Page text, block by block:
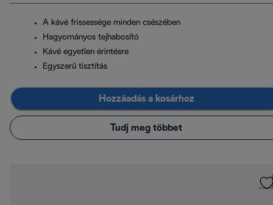
A kávé frissessége minden csészében
Hagyományos tejhabosító
Kávé egyetlen érintésre
Egyszerű tisztítás
Hozzáadás a kosárhoz
Tudj meg többet